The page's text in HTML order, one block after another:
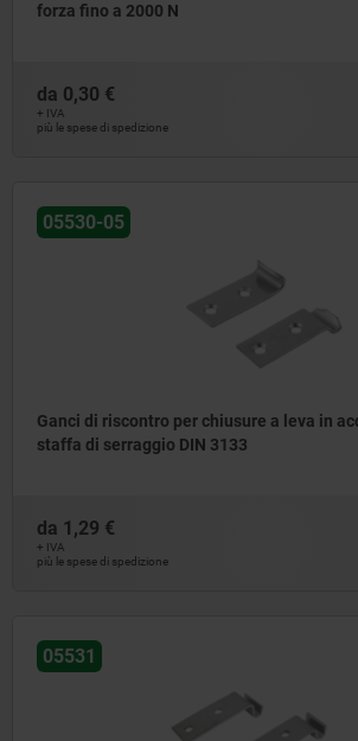
forza fino a 2000 N
da 0,30 €
+ IVA
più le spese di spedizione
05530-05
Ganci di riscontro per chiusure a leva in
staffa di serraggio DIN 3133
da 1,29 €
+ IVA
più le spese di spedizione
05531